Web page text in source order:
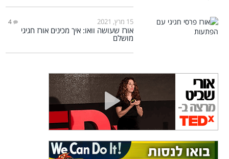
15 מרץ, 2021 4
אורז שעושה וואו: איך מכינים אורז חגיגי
מושלם